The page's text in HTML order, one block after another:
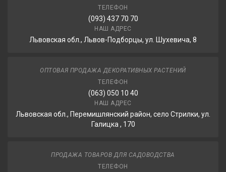
ТЕЛЕФОН
(093) 437 70 70
НАШ АДРЕС
Львовская обл., Львов-Подборцы, ул. Шухевича, 8
ОПТОВАЯ ПРОДАЖА ДЕКОРАТИВНЫХ РАСТЕНИЙ
ТЕЛЕФОН
(063) 050 10 40
НАШ АДРЕС
Львовская обл., Перемишлянский район, село Стрилки, ул.
Галицка , 170
ПРОДАЖА ТОВАРОВ ДЛЯ САДОВОДСТВА
ТЕЛЕФОН